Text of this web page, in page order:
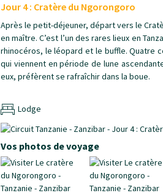
Jour 4 : Cratère du Ngorongoro
Après le petit-déjeuner, départ vers le
en maître. C’est l’un des rares lieux en
rhinocéros, le léopard et le buffle. Quatre
qui viennent en période de lune
eux, préfèrent se rafraîchir dans la boue.
Lodge
Vos photos de voyage